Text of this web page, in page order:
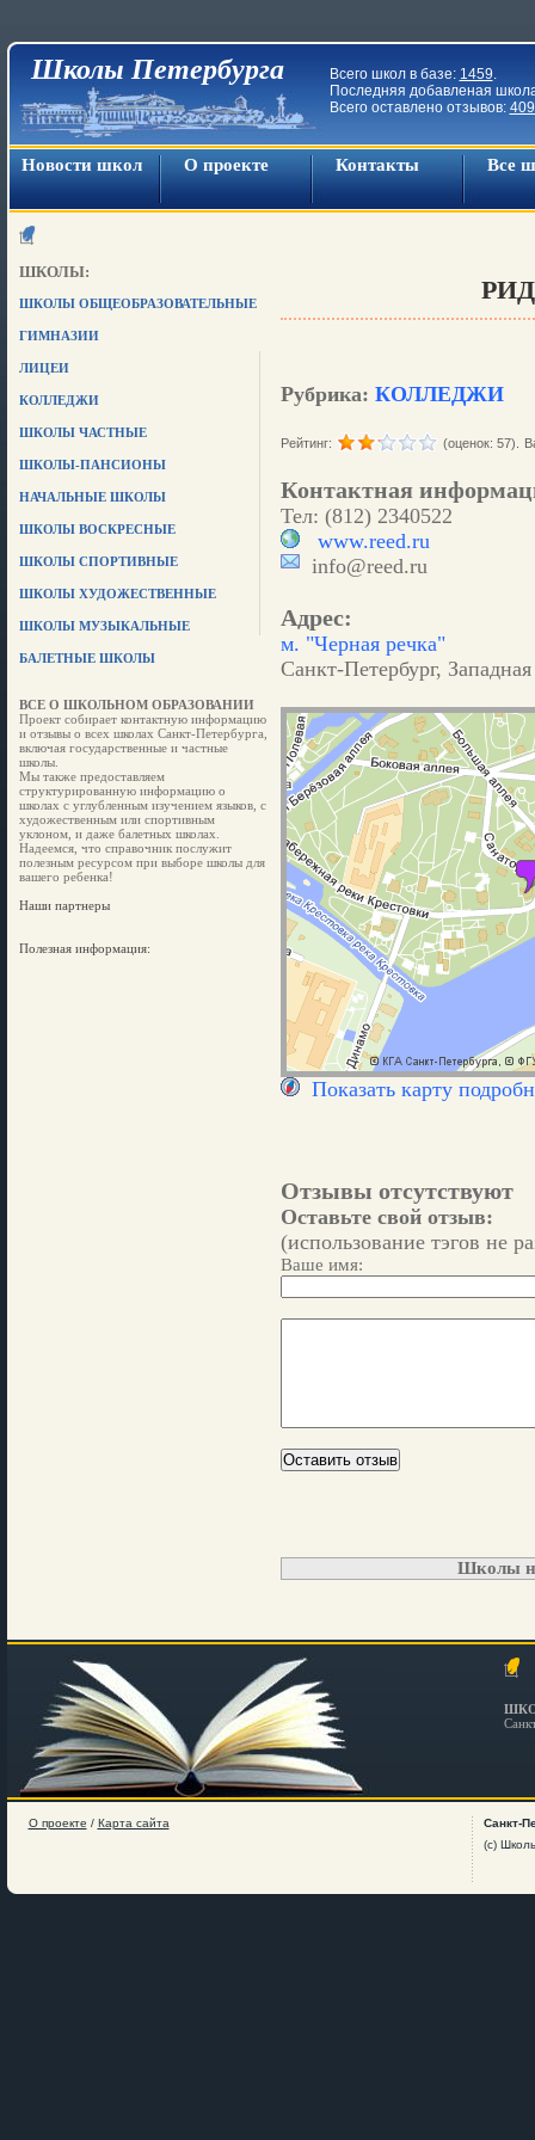
Школы Петербурга Всего школ в базе: 1459.
Последняя добавленая
Всего оставлено отзывов:
Новости школ О проекте Контакты Все
ШКОЛЫ:
ШКОЛЫ ОБЩЕОБРАЗОВАТЕЛЬНЫЕ
ГИМНАЗИИ
ЛИЦЕИ
КОЛЛЕДЖИ
ШКОЛЫ ЧАСТНЫЕ
ШКОЛЫ-ПАНСИОНЫ
НАЧАЛЬНЫЕ ШКОЛЫ
ШКОЛЫ ВОСКРЕСНЫЕ
ШКОЛЫ СПОРТИВНЫЕ
ШКОЛЫ ХУДОЖЕСТВЕННЫЕ
ШКОЛЫ МУЗЫКАЛЬНЫЕ
БАЛЕТНЫЕ ШКОЛЫ
ВСЕ О ШКОЛЬНОМ ОБРАЗОВАНИИ
Проект собирает контактную информацию
и отзывы о всех школах Санкт-Петербурга,
включая государственные и частные
школы.
Мы также предоставляем
структурированную информацию о
школах с углубленным изучением языков, с
художественным или спортивным
уклоном, и даже балетных школах.
Надеемся, что справочник послужит
полезным ресурсом при выборе школы для
вашего ребенка!
Наши партнеры
Полезная информация:
Рубрика: КОЛЛЕДЖИ
Рейтинг: (оценок: 57).
Контактная
Тел: (812) 2340522
www.reed.ru
info@reed.ru
Адрес:
м. "Черная речка"
Санкт-Петербург,
Показать карту
Отзывы отсутствуют
Оставьте свой отзыв:
(использование тэгов не
Ваше имя:
Школы
О проекте / Карта сайта
Санкт-
(c)